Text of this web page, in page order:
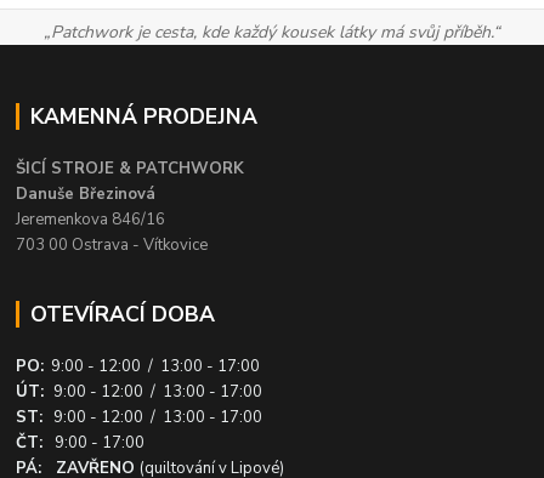
„Patchwork je cesta, kde každý kousek látky má svůj příběh.“
KAMENNÁ PRODEJNA
ŠICÍ STROJE & PATCHWORK
Danuše Březinová
Jeremenkova 846/16
703 00 Ostrava - Vítkovice
OTEVÍRACÍ DOBA
PO: 9:00 - 12:00 / 13:00 - 17:00
ÚT: 9:00 - 12:00 / 13:00 - 17:00
ST: 9:00 - 12:00 / 13:00 - 17:00
ČT:
9:00 - 17:00
PÁ: ZAVŘENO (quiltování v Lipové)